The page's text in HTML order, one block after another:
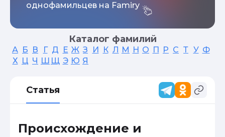
однофамильцев на Famiry
Каталог фамилий
А Б В Г Д Е Ж З И К Л М Н О П Р С Т У Ф
Х Ц Ч Ш Щ Э Ю Я
Статья
Происхождение и